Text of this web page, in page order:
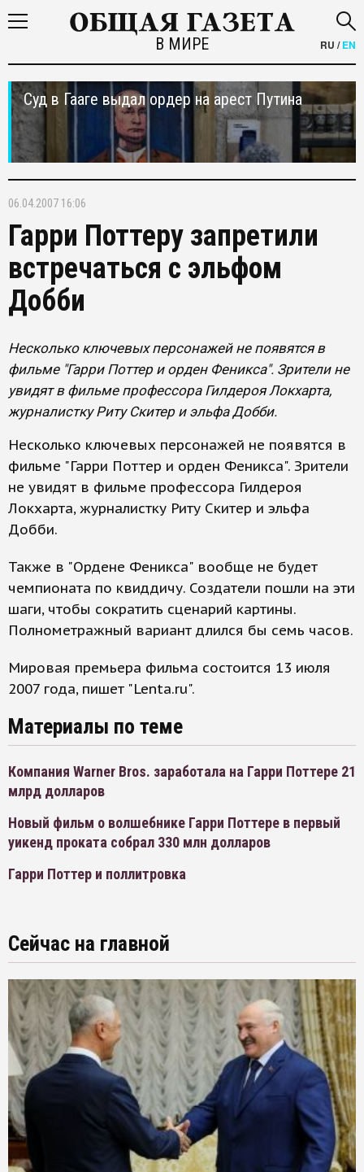
В МИРЕ RU /EN
Суд в Гааге выдал ордер на арест Путина
06.04.2007 16:06
Гарри Поттеру запретили
встречаться с эльфом
Добби
Несколько ключевых персонажей не появятся в
фильме "Гарри Поттер и орден Феникса". Зрители не
увидят в фильме профессора Гилдероя Локхарта,
журналистку Риту Скитер и эльфа Добби.
Несколько ключевых персонажей не появятся в
фильме "Гарри Поттер и орден Феникса". Зрители
не увидят в фильме профессора Гилдероя
Локхарта, журналистку Риту Скитер и эльфа
Добби.
Также в "Ордене Феникса" вообще не будет
чемпионата по квиддичу. Создатели пошли на эти
шаги, чтобы сократить сценарий картины.
Полнометражный вариант длился бы семь часов.
Мировая премьера фильма состоится 13 июля
2007 года, пишет "Lenta.ru".
Материалы по теме
Компания Warner Bros. заработала на Гарри Поттере 21
млрд долларов
Новый фильм о волшебнике Гарри Поттере в первый
уикенд проката собрал 330 млн долларов
Гарри Поттер и поллитровка
Сейчас на главной